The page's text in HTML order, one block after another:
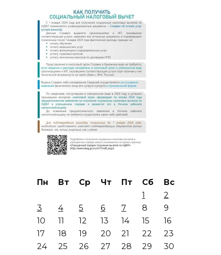
Пн Вт Ср Чт Пт Сб
Вс
1
2
3
4 5 6 7 8
9
10
11 12 13 14 15
16
17
18 19 20 21 22
23
24
25 26 27 28 29
30